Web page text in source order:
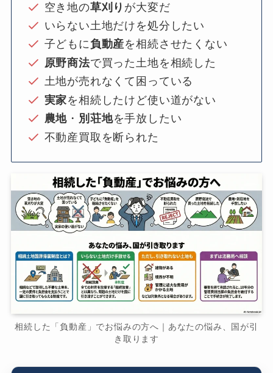
空き地の草刈り が大変だ
いらない土地だけを処分したい
子どもに負動産を相続させたくない
原野商法で買った土地を相続した
土地が売れなくて困っている
実家を相続したけど使い道がない
農地 ・ 別荘地を手放したい
不動産買取を断られた
相続した「負動産」でお悩みの方へ｜あなたの悩み、国が引
き取ります